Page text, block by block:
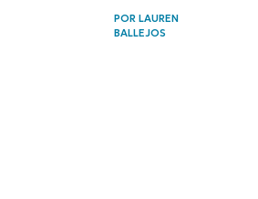
POR LAUREN
BALLEJOS